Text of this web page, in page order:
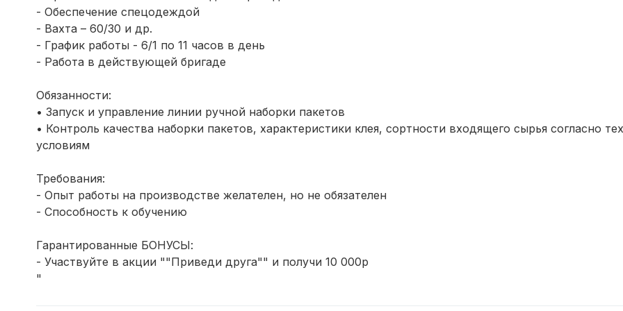
- Обеспечение спецодеждой
- Вахта – 60/30 и др.
- График работы - 6/1 по 11 часов в день
- Работа в действующей бригаде
Обязанности:
• Запуск и управление линии ручной наборки пакетов
• Контроль качества наборки пакетов, характеристики клея, сортности входящего сырья согласно
условиям
Требования:
- Опыт работы на производстве желателен, но не обязателен
- Способность к обучению
Гарантированные БОНУСЫ:
- Участвуйте в акции ""Приведи друга"" и получи 10 000р
"